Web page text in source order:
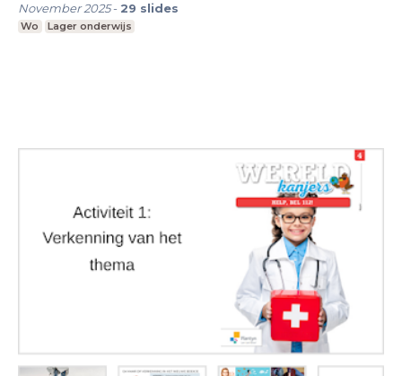
November 2025- 29 slides
Wo Lager onderwijs